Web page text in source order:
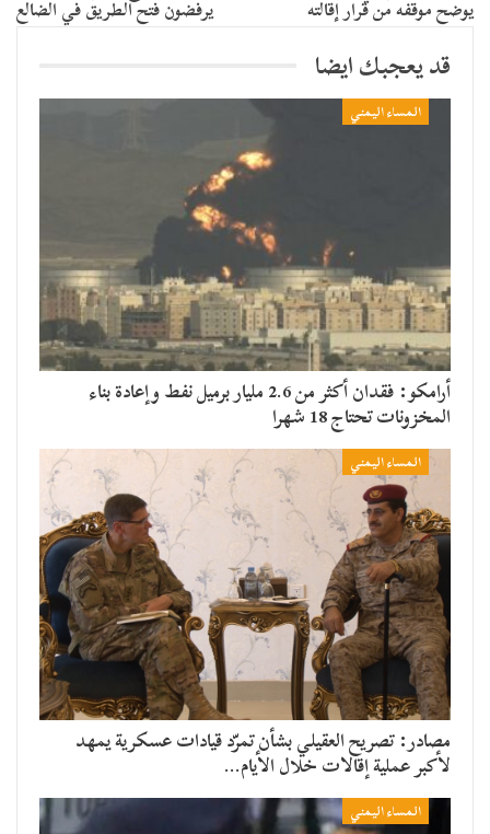
يوضح موقفه من قرار إقالته يرفضون فتح الطريق في الضالع
قد يعجبك ايضا
المساء اليمني
أرامكو: فقدان أكثر من 2.6 مليار برميل نفط وإعادة بناء
المخزونات تحتاج 18 شهرا
المساء اليمني
مصادر: تصريح العقيلي بشأن تمرّد قيادات عسكرية يمهد
لأكبر عملية إقالات خلال الأيام…
المساء اليمني